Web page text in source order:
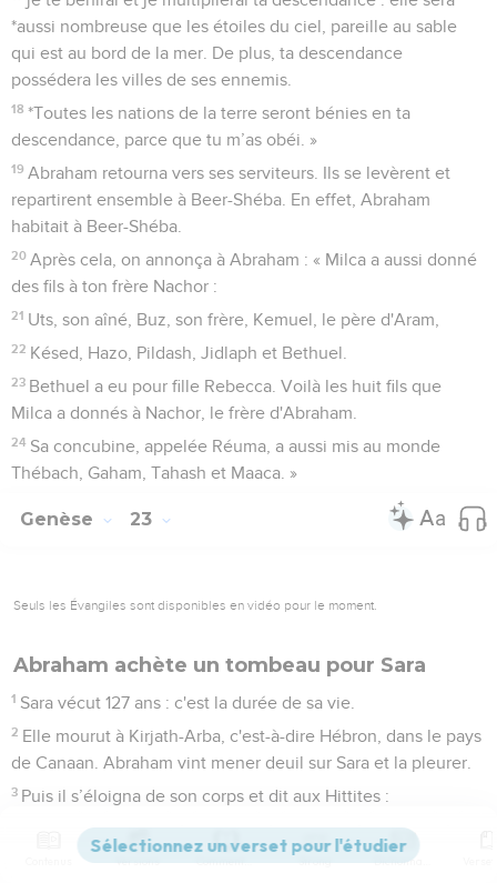
*aussi nombreuse que les étoiles du ciel, pareille au sable
qui est au bord de la mer. De plus, ta descendance
possédera les villes de ses ennemis.
18 *Toutes les nations de la terre seront bénies en ta
descendance, parce que tu m’as obéi. »
19 Abraham retourna vers ses serviteurs. Ils se levèrent et
repartirent ensemble à Beer-Shéba. En effet, Abraham
habitait à Beer-Shéba.
20 Après cela, on annonça à Abraham : « Milca a aussi donné
des fils à ton frère Nachor :
21 Uts, son aîné, Buz, son frère, Kemuel, le père d'Aram,
22 Késed, Hazo, Pildash, Jidlaph et Bethuel.
23 Bethuel a eu pour fille Rebecca. Voilà les huit fils que
Milca a donnés à Nachor, le frère d'Abraham.
24 Sa concubine, appelée Réuma, a aussi mis au monde
Thébach, Gaham, Tahash et Maaca. »
Genèse 23
Seuls les Évangiles sont disponibles en vidéo pour le moment.
Abraham achète un tombeau pour Sara
1 Sara vécut 127 ans : c'est la durée de sa vie.
2 Elle mourut à Kirjath-Arba, c'est-à-dire Hébron, dans le pays
de Canaan. Abraham vint mener deuil sur Sara et la pleurer.
3 Puis il s’éloigna de son corps et dit aux Hittites :
« Je suis un étranger et un résident temporaire parmi vous.
Donnez-moi une propriété funéraire chez vous pour que
Versions Commentaires Strong